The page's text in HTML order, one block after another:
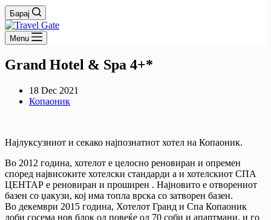
Барај
Menu
Grand Hotel & Spa 4+*
18 Dec 2021
Копаоник
Најлуксузниот и секако најпознатиот хотел на Копаоник.
Во 2012 година, хотелот е целосно реновиран и опремен
според највисоките хотелски стандарди а и хотелскиот СПА
ЦЕНТАР е реновиран и проширен . Најновито е отворениот
базен со џакузи, кој има топла врска со затворен базен.
Во декември 2015 година, Хотелот Гранд и Спа Копаоник
доби сосема нов блок од повеќе од 70 соби и апартмани, и го